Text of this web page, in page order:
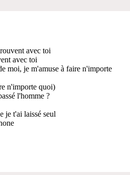
avec toi
avec toi
moi, je m'amuse à faire n'importe
n'importe quoi)
l'homme ?
je t'ai laissé seul